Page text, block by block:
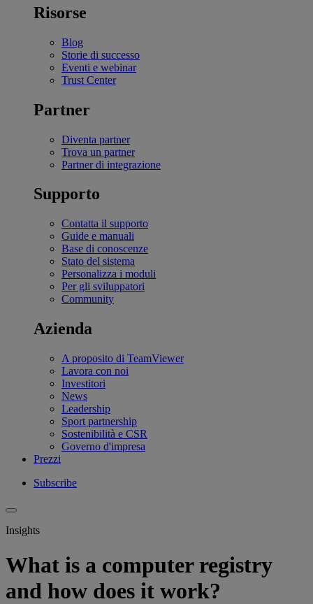
Risorse
Blog
Storie di successo
Eventi e webinar
Trust Center
Partner
Diventa partner
Trova un partner
Partner di integrazione
Supporto
Contatta il supporto
Guide e manuali
Base di conoscenze
Stato del sistema
Personalizza i moduli
Per gli sviluppatori
Community
Azienda
A proposito di TeamViewer
Lavora con noi
Investitori
News
Leadership
Sport partnership
Sostenibilità e CSR
Governo d'impresa
Prezzi
Subscribe
Insights
What is a computer registry
and how does it work?